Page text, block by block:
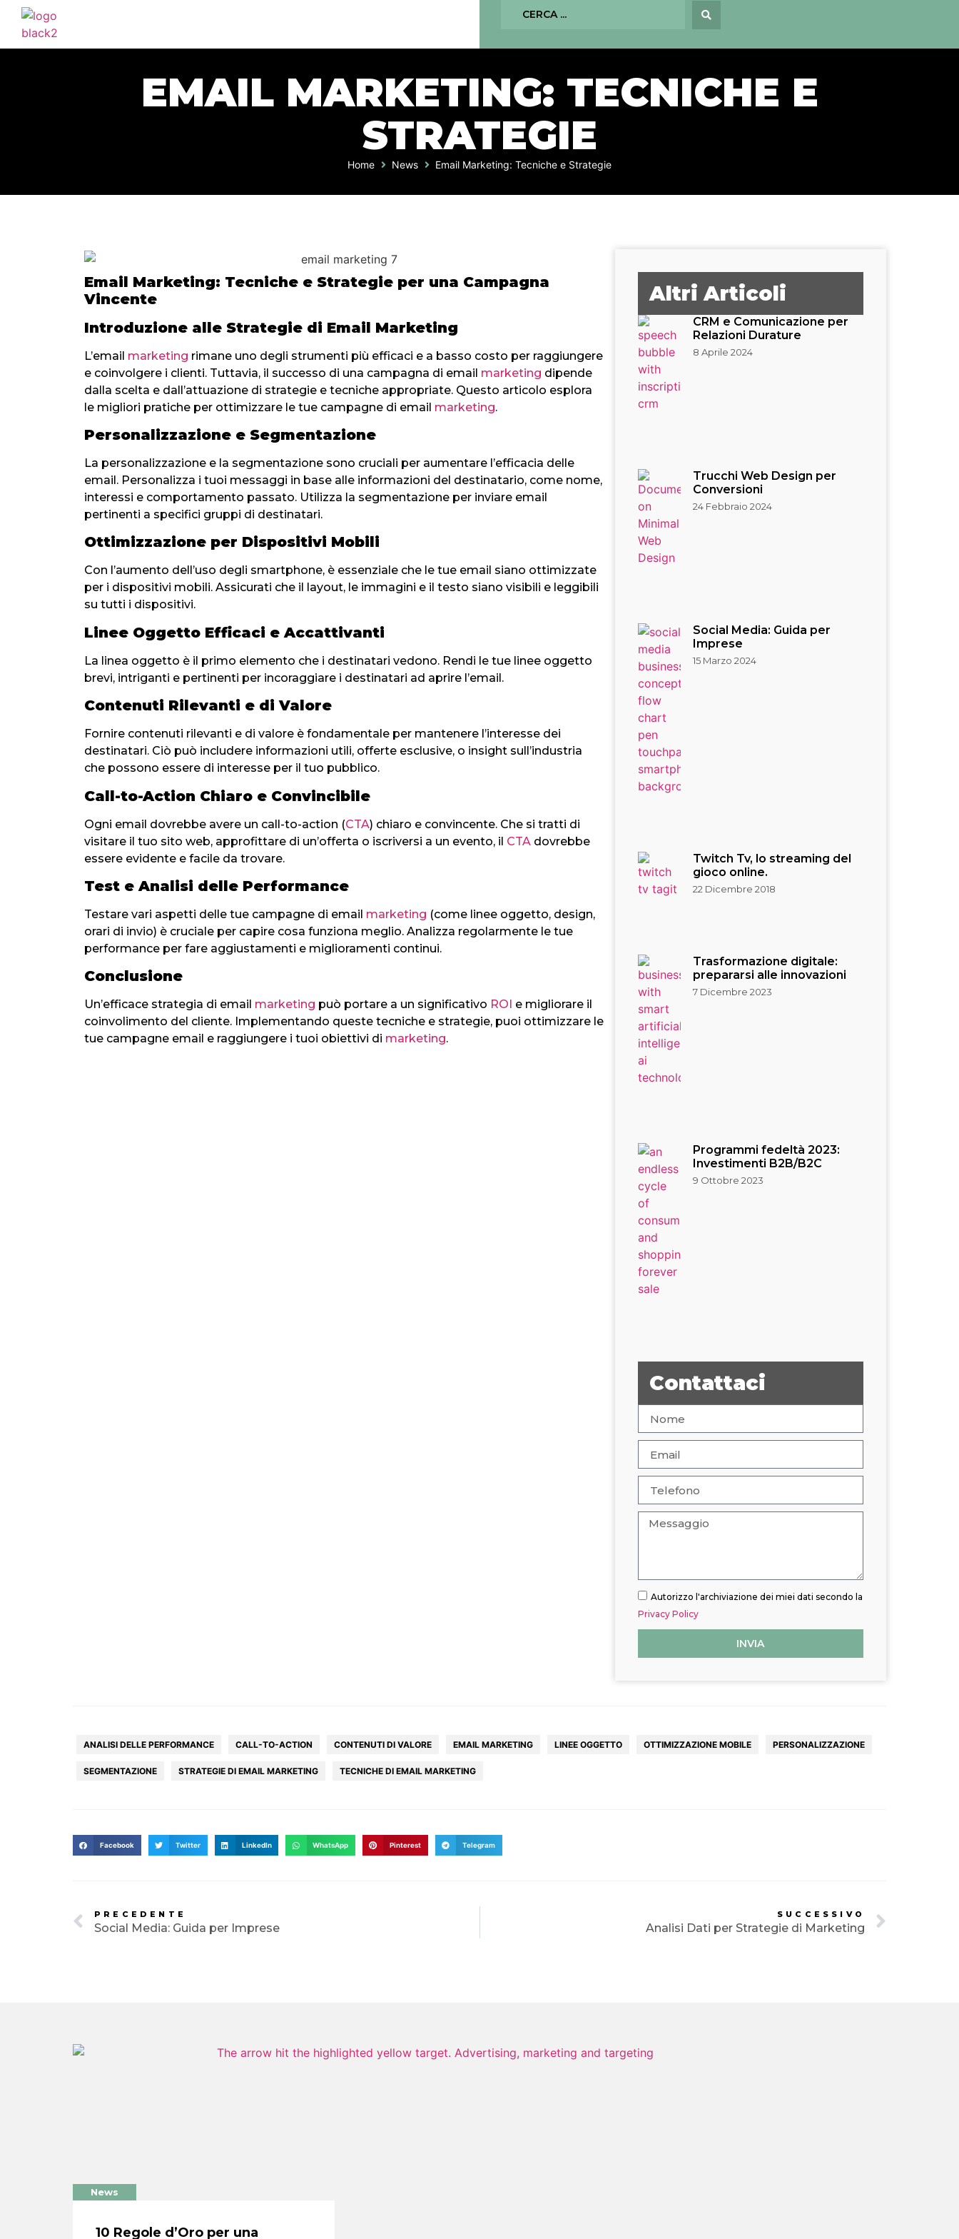
EMAIL MARKETING: TECNICHE E
STRATEGIE
Home News Email Marketing: Tecniche e Strategie
Email Marketing: Tecniche e Strategie per una Campagna
Vincente
Introduzione alle Strategie di Email Marketing
L’email marketing rimane uno degli strumenti più efficaci e a basso costo per raggiungere
e coinvolgere i clienti. Tuttavia, il successo di una campagna di email marketing dipende
dalla scelta e dall’attuazione di strategie e tecniche appropriate. Questo articolo esplora
le migliori pratiche per ottimizzare le tue campagne di email marketing.
Personalizzazione e Segmentazione
La personalizzazione e la segmentazione sono cruciali per aumentare l’efficacia delle
email. Personalizza i tuoi messaggi in base alle informazioni del destinatario, come nome,
interessi e comportamento passato. Utilizza la segmentazione per inviare email
pertinenti a specifici gruppi di destinatari.
Ottimizzazione per Dispositivi Mobili
Con l’aumento dell’uso degli smartphone, è essenziale che le tue email siano ottimizzate
per i dispositivi mobili. Assicurati che il layout, le immagini e il testo siano visibili e leggibili
su tutti i dispositivi.
Linee Oggetto Efficaci e Accattivanti
La linea oggetto è il primo elemento che i destinatari vedono. Rendi le tue linee oggetto
brevi, intriganti e pertinenti per incoraggiare i destinatari ad aprire l’email.
Contenuti Rilevanti e di Valore
Fornire contenuti rilevanti e di valore è fondamentale per mantenere l’interesse dei
destinatari. Ciò può includere informazioni utili, offerte esclusive, o insight sull’industria
che possono essere di interesse per il tuo pubblico.
Call-to-Action Chiaro e Convincibile
Ogni email dovrebbe avere un call-to-action (CTA) chiaro e convincente. Che si tratti di
visitare il tuo sito web, approfittare di un’offerta o iscriversi a un evento, il CTA dovrebbe
essere evidente e facile da trovare.
Test e Analisi delle Performance
Testare vari aspetti delle tue campagne di email marketing (come linee oggetto, design,
orari di invio) è cruciale per capire cosa funziona meglio. Analizza regolarmente le tue
performance per fare aggiustamenti e miglioramenti continui.
Conclusione
Un’efficace strategia di email marketing può portare a un significativo ROI e migliorare il
coinvolimento del cliente. Implementando queste tecniche e strategie, puoi ottimizzare le
tue campagne email e raggiungere i tuoi obiettivi di marketing.
Altri Articoli
CRM e Comunicazione per
Relazioni Durature
8 Aprile 2024
Trucchi Web Design per
Conversioni
24 Febbraio 2024
Social Media: Guida per
Imprese
15 Marzo 2024
Twitch Tv, lo streaming del
gioco online.
22 Dicembre 2018
Trasformazione digitale:
prepararsi alle innovazioni
7 Dicembre 2023
Programmi fedeltà 2023:
Investimenti B2B/B2C
9 Ottobre 2023
Contattaci
Autorizzo l'archiviazione dei miei dati secondo la
Privacy Policy
INVIA
ANALISI DELLE PERFORMANCE CALL-TO-ACTION CONTENUTI DI VALORE EMAIL MARKETING LINEE OGGETTO OTTIMIZZAZIONE MOBILE PERSONALIZZAZIONE
SEGMENTAZIONE STRATEGIE DI EMAIL MARKETING TECNICHE DI EMAIL MARKETING
Facebook Twitter LinkedIn WhatsApp Pinterest Telegram
PRECEDENTE
Social Media: Guida per Imprese
SUCCESSIVO
Analisi Dati per Strategie di Marketing
News
10 Regole d’Oro per una